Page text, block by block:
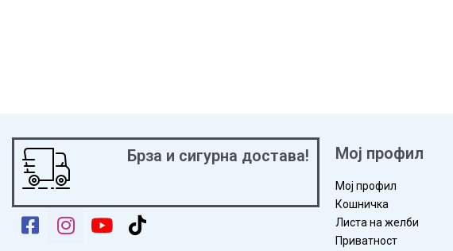
Брза и сигурна достава! Мој профил
Мој профил
Кошничка
Листа на желби
Приватност